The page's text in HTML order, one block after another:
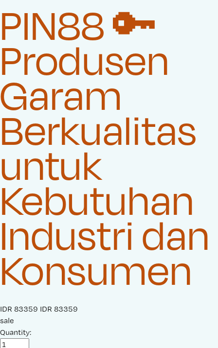
PIN88 🔑
Produsen
Garam
Berkualitas
untuk
Kebutuhan
Industri dan
Konsumen
S
a
l
e
IDR 83359 O
IDR 83359
sale
Quantity: